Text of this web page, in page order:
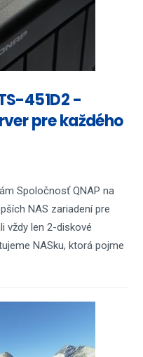
451D2 -
pre každého
Spoločnosť QNAP na
NAS zariadení pre
vždy len 2-diskové
NASku, ktorá pojme